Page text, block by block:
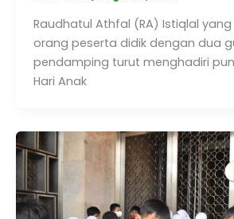
Raudhatul Athfal (RA) Istiqlal yang
orang peserta didik dengan dua
pendamping turut menghadiri
Hari Anak